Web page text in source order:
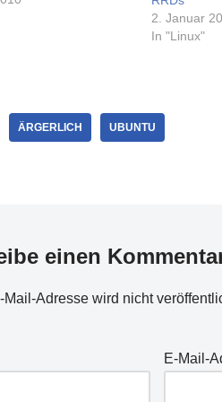
glibc detected ***
2. Januar
In "Linux"
ÄRGERLICH UBUNTU
einen
Mail-Adresse wird nicht
E-Mail-